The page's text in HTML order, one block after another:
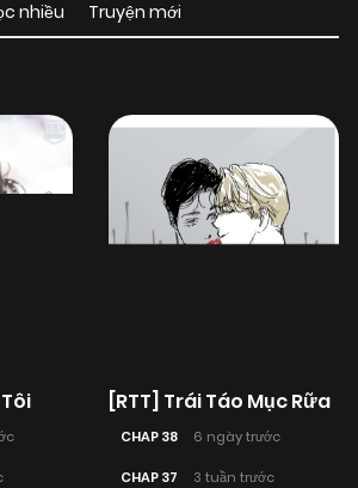
nhiều Truyện mới
[RTT] Trái Táo Mục Rữa
CHAP 38 6 ngày trước
CHAP 37 3 tuần trước